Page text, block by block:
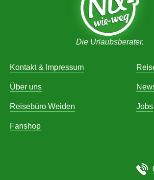
Die Urlaubsberater.
Kontakt & Impressum
Über uns
Reisebüro Weiden
Fanshop
Jobs